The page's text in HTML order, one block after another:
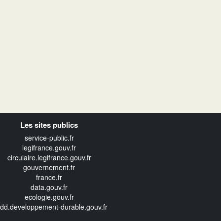
Les sites publics
service-public.fr
legifrance.gouv.fr
circulaire.legifrance.gouv.fr
gouvernement.fr
france.fr
data.gouv.fr
ecologie.gouv.fr
durable.gouv.fr